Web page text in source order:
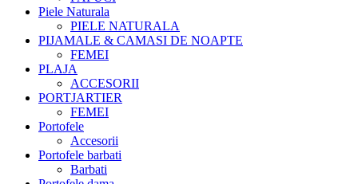
Piele Naturala
PIELE NATURALA
PIJAMALE & CAMASI DE NOAPTE
FEMEI
PLAJA
ACCESORII
PORTJARTIER
FEMEI
Portofele
Accesorii
Portofele barbati
Barbati